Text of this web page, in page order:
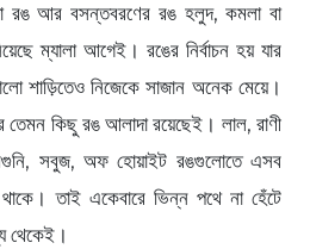
রঙ আর বসন্তবরণের রঙ হলুদ, কমলা বা
ম্যালা আগেই। রঙের নির্বাচন হয় যার
শাড়িতেও নিজেকে সাজান অনেক মেয়ে।
কিছু রঙ আলাদা রয়েছেই। লাল, রাণী
সবুজ, অফ হোয়াইট রঙগুলোতে এসব
তাই একেবারে ভিন্ন পথে না হেঁটে
থেকেই।